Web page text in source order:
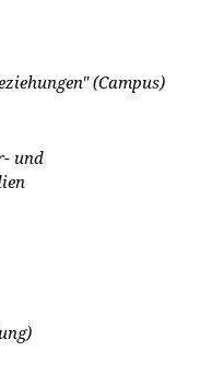
(Campus)
und